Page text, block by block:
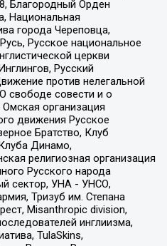
Благородный Орден
Национальная
города Череповца,
Русское национальное
церкви
Русский
против нелегальной
свободе совести и о
организация
движения Русское
Братство, Клуб
Динамо,
религиозная организация
Русского народа
сектор, УНА - УНСО,
Тризуб им. Степана
Misanthropic division,
инглиизма,
TulaSkins,